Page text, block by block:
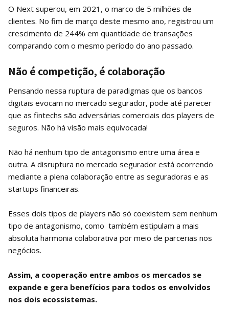
O Next superou, em 2021, o marco de 5 milhões de
clientes. No fim de março deste mesmo ano, registrou um
crescimento de 244% em quantidade de transações
comparando com o mesmo período do ano passado.
Não é competição, é colaboração
Pensando nessa ruptura de paradigmas que os bancos
digitais evocam no mercado segurador, pode até parecer
que as fintechs são adversárias comerciais dos players de
seguros. Não há visão mais equivocada!
Não há nenhum tipo de antagonismo entre uma área e
outra. A disruptura no mercado segurador está ocorrendo
mediante a plena colaboração entre as seguradoras e as
startups financeiras.
Esses dois tipos de players não só coexistem sem nenhum
tipo de antagonismo, como também estipulam a mais
absoluta harmonia colaborativa por meio de parcerias nos
negócios.
Assim, a cooperação entre ambos os mercados se
expande e gera benefícios para todos os envolvidos
nos dois ecossistemas.